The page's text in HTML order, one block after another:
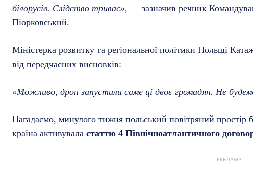
білорусів. Слідство триває», — зазначив речник
Піорковський.
Міністерка розвитку та регіональної політики Польщі
від передчасних висновків:
«Можливо, дрон запустили саме ці двоє громадян. Не
Нагадаємо, минулого тижня польський повітряний
країна активувала статтю 4 Північноатлантичного
РЕКЛАМА